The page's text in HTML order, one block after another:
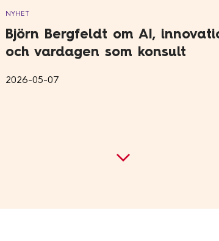
NYHET
Björn Bergfeldt om AI,
och vardagen som konsult
2026-05-07